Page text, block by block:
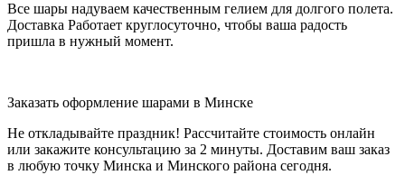
Все шары надуваем качественным гелием для долгого полета.
Доставка Работает круглосуточно, чтобы ваша радость
пришла в нужный момент.
Заказать оформление шарами в Минске
Не откладывайте праздник! Рассчитайте стоимость онлайн
или закажите консультацию за 2 минуты. Доставим ваш заказ
в любую точку Минска и Минского района сегодня.